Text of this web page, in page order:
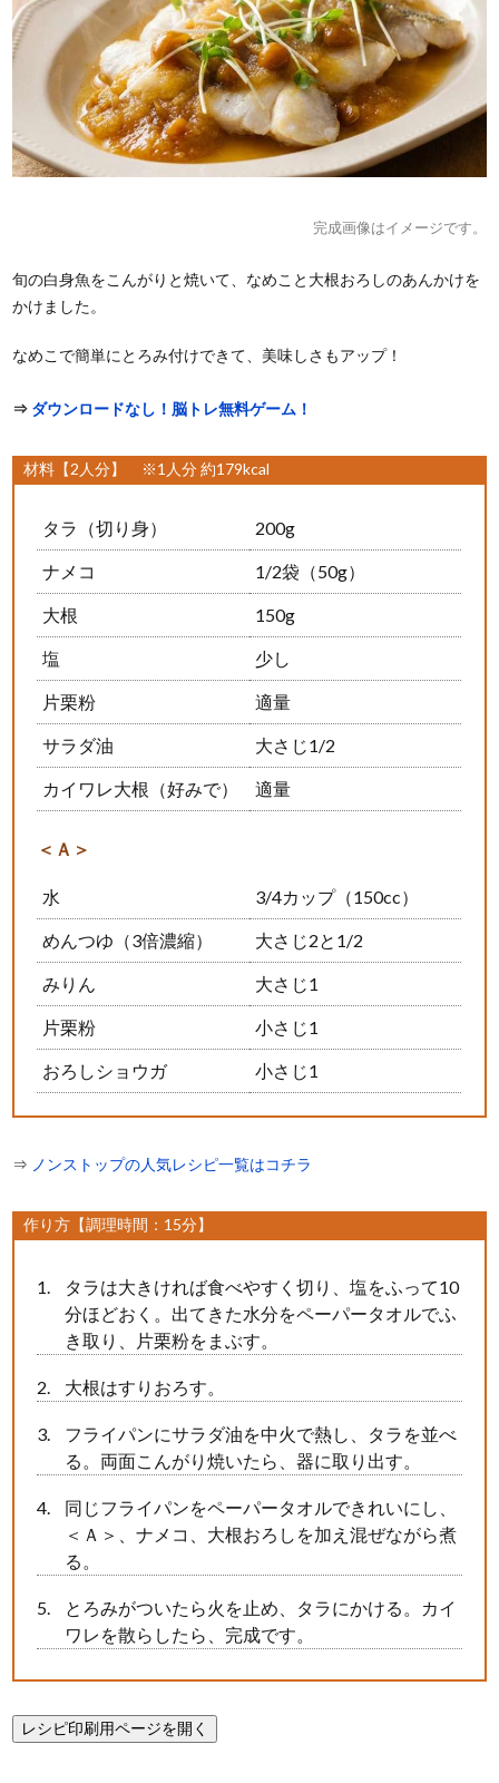
完成画像はイメージです。
旬の白身魚をこんがりと焼いて、なめこと大根おろしのあんかけを
かけました。
なめこで簡単にとろみ付けできて、美味しさもアップ！
⇒ ダウンロードなし！脳トレ無料ゲーム！
材料【2人分】 ※1人分 約179kcal
タラ（切り身） 200g
ナメコ 1/2袋（50g）
大根 150g
塩 少し
片栗粉 適量
サラダ油 大さじ1/2
カイワレ大根（好みで） 適量
＜Ａ＞
水 3/4カップ（150cc）
めんつゆ（3倍濃縮） 大さじ2と1/2
みりん 大さじ1
片栗粉 小さじ1
おろしショウガ 小さじ1
⇒ ノンストップの人気レシピ一覧はコチラ
作り方【調理時間：15分】
タラは大きければ食べやすく切り、塩をふって10
分ほどおく。出てきた水分をペーパータオルでふ
き取り、片栗粉をまぶす。
大根はすりおろす。
フライパンにサラダ油を中火で熱し、タラを並べ
る。両面こんがり焼いたら、器に取り出す。
同じフライパンをペーパータオルできれいにし、
＜Ａ＞、ナメコ、大根おろしを加え混ぜながら煮
る。
とろみがついたら火を止め、タラにかける。カイ
ワレを散らしたら、完成です。